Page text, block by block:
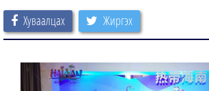
Хуваалцах Жиргэх